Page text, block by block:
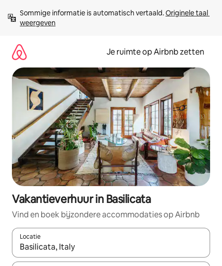
direct
naar
Sommige informatie is automatisch vertaald. Originele taal
weergeven
Je ruimte op Airbnb zetten
Vakantieverhuur in Basilicata
Vind en boek bijzondere accommodaties op Airbnb
Locatie
Wanneer er suggesties beschikbaar zijn, maak je een keuze